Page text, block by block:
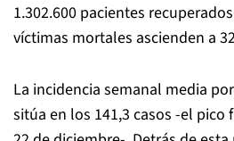
1.302.600 pacientes
víctimas mortales ascienden a
La incidencia semanal media
sitúa en los 141,3 casos -el pico